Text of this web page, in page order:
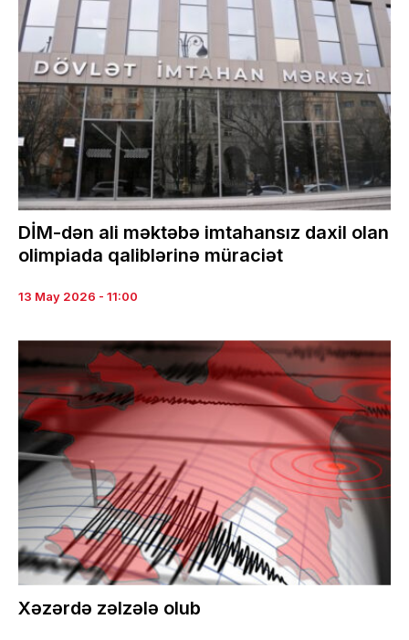
DİM-dən ali məktəbə imtahansız daxil olan
olimpiada qaliblərinə müraciət
13 May 2026 - 11:00
Xəzərdə zəlzələ olub